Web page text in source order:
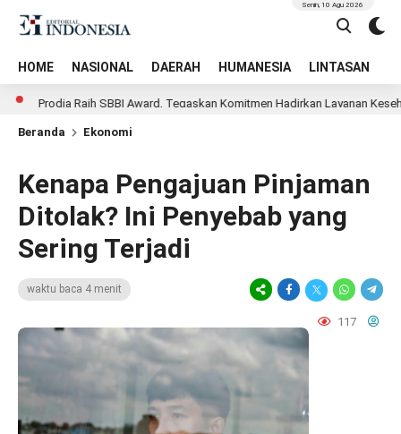
HOME NASIONAL DAERAH HUMANESIA LINTASAN
Senin, 10 Agu 2026
Raih SBBI Award, Tegaskan Komitmen Hadirkan Layanan Kesehatan
Beranda Ekonomi
Kenapa Pengajuan Pinjaman
Ditolak? Ini Penyebab yang
Sering Terjadi
waktu baca 4 menit
117